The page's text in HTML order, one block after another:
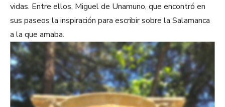
vidas. Entre ellos, Miguel de Unamuno, que encontró en
sus paseos la inspiración para escribir sobre la Salamanca
a la que amaba.